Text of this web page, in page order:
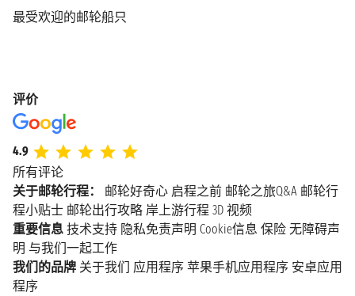
最受欢迎的邮轮船只
评价
4.9
所有评论
关于邮轮行程：
邮轮好奇心 启程之前 邮轮之旅Q&A 邮轮行
程小贴士 邮轮出行攻略 岸上游行程 3D 视频
重要信息 技术支持 隐私免责声明 Cookie信息 保险 无障碍声
明 与我们一起工作
我们的品牌 关于我们 应用程序 苹果手机应用程序 安卓应用
程序